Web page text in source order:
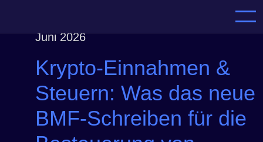
content Juni 2026
Krypto-Einnahmen &
Steuern: Was das neue
BMF-Schreiben für die